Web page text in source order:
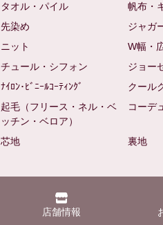
タオル・パイル
帆布・
先染め
ジャガ
ニット
W幅・
チュール・シフォン
ジョー
ﾅｲﾛﾝ･ﾋﾞﾆｰﾙｺｰﾃｨﾝｸﾞ
クール
起毛（フリース・ネル・ベ
ッチン・ベロア）
コーデ
芯地 裏地
店舗情報